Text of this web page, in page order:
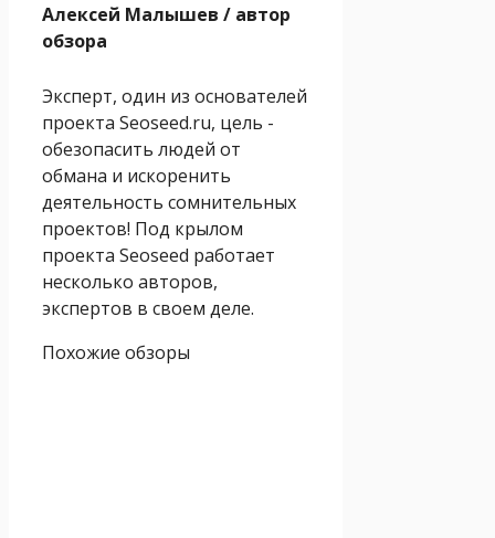
Алексей Малышев / автор
обзора
Эксперт, один из основателей
проекта Seoseed.ru, цель -
обезопасить людей от
обмана и искоренить
деятельность сомнительных
проектов! Под крылом
проекта Seoseed работает
несколько авторов,
экспертов в своем деле.
Похожие обзоры